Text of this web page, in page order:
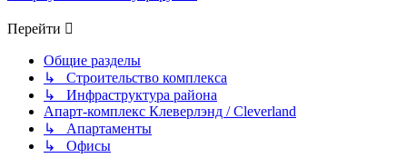
Перейти
Общие разделы
↳ Строительство комплекса
↳ Инфраструктура района
Апарт-комплекс Клеверлэнд / Cleverland
↳ Апартаменты
↳ Офисы